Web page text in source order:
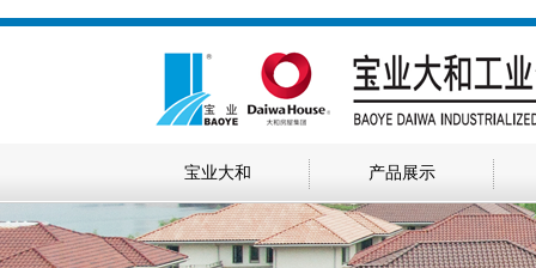
宝业大和 产品展示